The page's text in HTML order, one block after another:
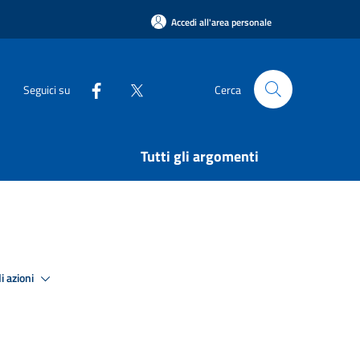
Accedi all'area personale
Seguici su Cerca
Tutti gli argomenti
azioni